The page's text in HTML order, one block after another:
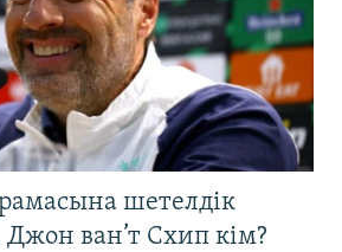
шетелдік
Джон ван’т Схип кім?